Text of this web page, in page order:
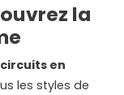
la
en
les styles de